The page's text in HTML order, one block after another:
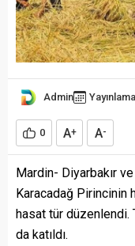
Admin
0 A+ A-
Mardin- Diyarbakır
Karacadağ Pirincinin
hasat tür düzenlendi.
da katıldı.